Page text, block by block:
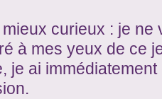
curieux : je ne
à mes yeux de ce
je ai